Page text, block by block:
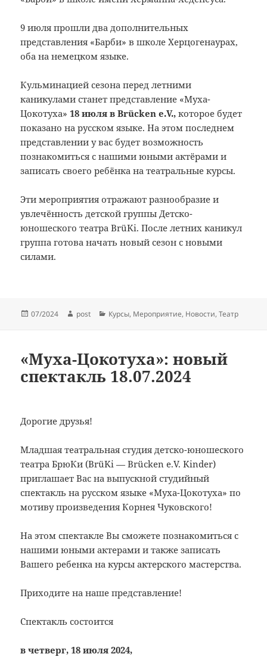
9 июля прошли два дополнительных
представления «Барби» в школе Херцогенаурах,
оба на немецком языке.
Кульминацией сезона перед летними
каникулами станет представление «Муха-
Цокотуха»18 июля в Brücken e.V., которое будет
показано на русском языке. На этом последнем
представлении у вас будет возможность
познакомиться с нашими юными актёрами и
записать своего ребёнка на театральные курсы.
Эти мероприятия отражают разнообразие и
увлечённость детской группы Детско-
юношеского театра BrüKi. После летних каникул
группа готова начать новый сезон с новыми
силами.
Опубликовано
07/2024 Автор
post Рубрики
Курсы, Мероприятие, Новости,Театр
«Муха-Цокотуха»: новый
спектакль 18.07.2024
Дорогие друзья!
Младшая театральная студия детско-юношеского
театра БрюКи (BrüKi — Brücken e.V. Kinder)
приглашает Вас на выпускной студийный
спектакль на русском языке «Муха-Цокотуха» по
мотиву произведения Корнея Чуковского!
На этом спектакле Вы сможете познакомиться с
нашими юными актерами и также записать
Вашего ребенка на курсы актерского мастерства.
Приходите на наше представление!
Спектакль состоится
в четверг, 18 июля 2024,